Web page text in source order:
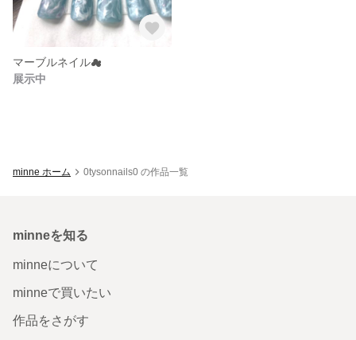
マーブルネイル︎︎☁
展示中
minne ホーム 0tysonnails0 の作品一覧
minneを知る
minneについて
minneで買いたい
作品をさがす